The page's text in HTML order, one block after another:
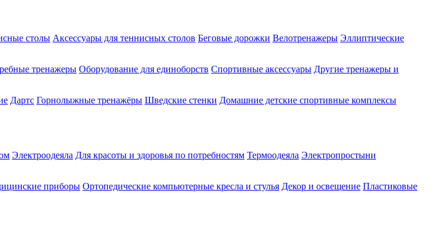
столы Аксессуары для теннисных столов Беговые дорожки Велотренажеры Эллиптические
тренажеры Оборудование для единоборств Спортивные аксессуары Другие тренажеры и
Дартс Горнолыжные тренажёры Шведские стенки Домашние детские спортивные комплексы
Электроодеяла Для красоты и здоровья по потребностям Термоодеяла Электропростыни
приборы Ортопедические компьютерные кресла и стулья Декор и освещение Пластиковые